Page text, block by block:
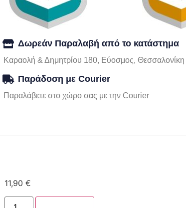
Δωρεάν Παραλαβή από το κατάστημα
Καραολή & Δημητρίου 180, Εύοσμος, Θεσσαλονίκη
Παράδοση με Courier
Παραλάβετε στο χώρο σας με την Courier
11,90 €